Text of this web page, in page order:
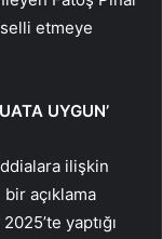
etmeye
UYGUN’
ilişkin
bir açıklama
yaptığı